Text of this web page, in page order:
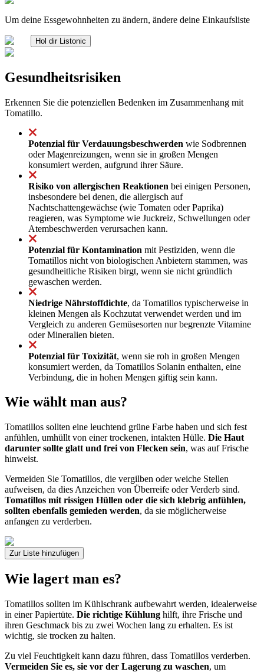
Um deine Essgewohnheiten zu ändern, ändere deine Einkaufsliste
Hol dir Listonic
Gesundheitsrisiken
Erkennen Sie die potenziellen Bedenken im Zusammenhang mit
Tomatillo.
Potenzial für Verdauungsbeschwerden wie Sodbrennen
oder Magenreizungen, wenn sie in großen Mengen
konsumiert werden, aufgrund ihrer Säure.
Risiko von allergischen Reaktionen bei einigen Personen,
insbesondere bei denen, die allergisch auf
Nachtschattengewächse (wie Tomaten oder Paprika)
reagieren, was Symptome wie Juckreiz, Schwellungen oder
Atembeschwerden verursachen kann.
Potenzial für Kontamination mit Pestiziden, wenn die
Tomatillos nicht von biologischen Anbietern stammen, was
gesundheitliche Risiken birgt, wenn sie nicht gründlich
gewaschen werden.
Niedrige Nährstoffdichte, da Tomatillos typischerweise in
kleinen Mengen als Kochzutat verwendet werden und im
Vergleich zu anderen Gemüsesorten nur begrenzte Vitamine
oder Mineralien bieten.
Potenzial für Toxizität, wenn sie roh in großen Mengen
konsumiert werden, da Tomatillos Solanin enthalten, eine
Verbindung, die in hohen Mengen giftig sein kann.
Wie wählt man aus?
Tomatillos sollten eine leuchtend grüne Farbe haben und sich fest
anfühlen, umhüllt von einer trockenen, intakten Hülle. Die Haut
darunter sollte glatt und frei von Flecken sein, was auf Frische
hinweist.
Vermeiden Sie Tomatillos, die vergilben oder weiche Stellen
aufweisen, da dies Anzeichen von Überreife oder Verderb sind.
Tomatillos mit rissigen Hüllen oder die sich klebrig anfühlen,
sollten ebenfalls gemieden werden, da sie möglicherweise
anfangen zu verderben.
Zur Liste hinzufügen
Wie lagert man es?
Tomatillos sollten im Kühlschrank aufbewahrt werden, idealerweise
in einer Papiertüte. Die richtige Kühlung hilft, ihre Frische und
ihren Geschmack bis zu zwei Wochen lang zu erhalten. Es ist
wichtig, sie trocken zu halten.
Zu viel Feuchtigkeit kann dazu führen, dass Tomatillos verderben.
Vermeiden Sie es, sie vor der Lagerung zu waschen, um